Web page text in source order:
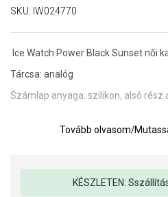
SKU: IW024770
Ice Watch Power Black Sunset női
Tárcsa: analóg
Számlap anyaga: szilikon, alsó rész
Tovább olvasom/
KÉSZLETEN: